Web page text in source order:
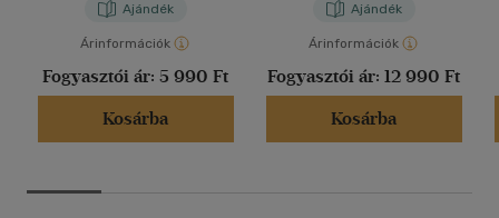
Ajándék
Árinformációk
Fogyasztói ár: 5 990 Ft
Kosárba
Ajándék
Árinformációk
Fogyasztói ár: 12 990 Ft
Kosárba